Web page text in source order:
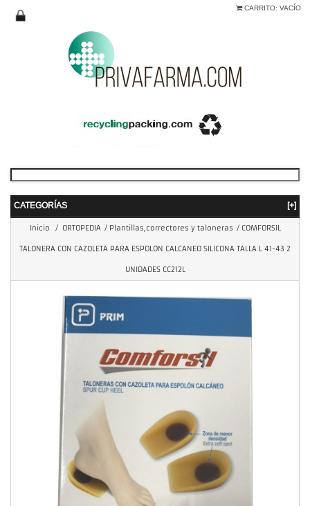
CARRITO: VACÍO
CATEGORÍAS [+]
Inicio / ORTOPEDIA / Plantillas,correctores y taloneras / COMFORSIL
TALONERA CON CAZOLETA PARA ESPOLON CALCANEO SILICONA TALLA L 41-43 2
UNIDADES CC212L